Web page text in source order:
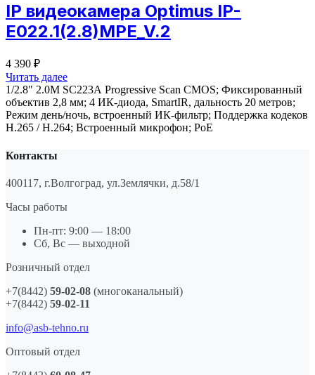
IP видеокамера Optimus IP-
E022.1(2.8)MPE_V.2
4 390 ₽
Читать далее
1/2.8" 2.0M SC223А Progressive Scan CMOS; Фиксированный
объектив 2,8 мм; 4 ИК-диода, SmartIR, дальность 20 метров;
Режим день/ночь, встроенный ИК-фильтр; Поддержка кодеков
H.265 / H.264; Встроенный микрофон; PoE
Контакты
400117, г.Волгоград, ул.Землячки, д.58/1
Часы работы
Пн-пт: 9:00 — 18:00
Сб, Вс — выходной
Розничный отдел
+7(8442) 59-02-08 (многоканальный)
+7(8442) 59-02-11
info@asb-tehno.ru
Оптовый отдел